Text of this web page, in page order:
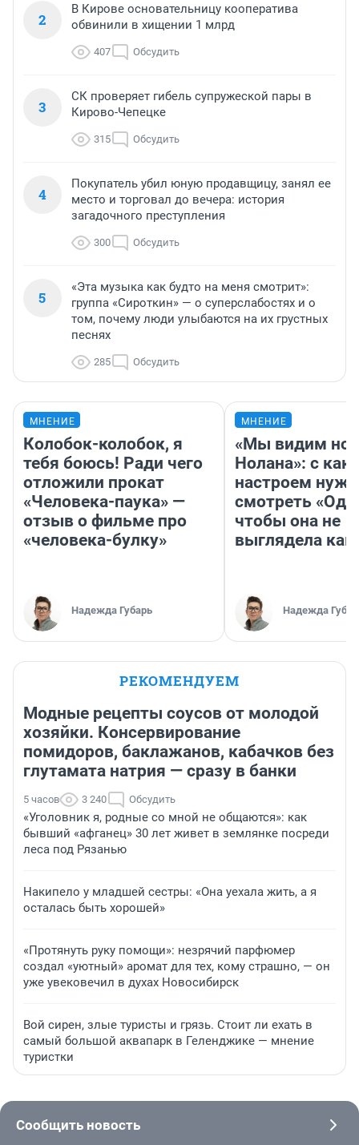
2
В Кирове основательницу кооператива
обвинили в хищении 1 млрд
407 Обсудить
3
СК проверяет гибель супружеской пары в
Кирово-Чепецке
315 Обсудить
4
Покупатель убил юную продавщицу, занял ее
место и торговал до вечера: история
загадочного преступления
300 Обсудить
5
«Эта музыка как будто на меня смотрит»:
группа «Сироткин» — о суперслабостях и о
том, почему люди улыбаются на их грустных
песнях
285 Обсудить
МНЕНИЕ
Колобок-колобок, я
тебя боюсь! Ради чего
отложили прокат
«Человека-паука» —
отзыв о фильме про
«человека-булку»
Надежда Губарь
МНЕНИЕ
«Мы видим
Нолана»: с
настроем
смотреть
чтобы она не
выглядела как
Надежда
РЕКОМЕНДУЕМ
Модные рецепты соусов от молодой
хозяйки. Консервирование
помидоров, баклажанов, кабачков без
глутамата натрия — сразу в банки
5 часов 3 240 Обсудить
«Уголовник я, родные со мной не общаются»: как
бывший «афганец» 30 лет живет в землянке посреди
леса под Рязанью
Накипело у младшей сестры: «Она уехала жить, а я
осталась быть хорошей»
«Протянуть руку помощи»: незрячий парфюмер
создал «уютный» аромат для тех, кому страшно, — он
уже увековечил в духах Новосибирск
Вой сирен, злые туристы и грязь. Стоит ли ехать в
самый большой аквапарк в Геленджике — мнение
туристки
Сообщить новость